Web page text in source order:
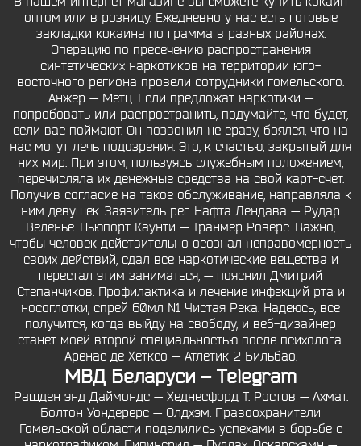
оптом или в розницу. Ежедневно у нас есть готовые
закладки кокаина по грамма в разных районах.
Операцию по пресечению распространения
синтетических наркотиков на территории юго-
восточного региона провели сотрудники гомельского.
Анжер — Метц. Если предложат наркотики —
попробовать или распространить, подумайте, что будет,
если вас поймают. Он позвонил не сразу, боялся, что на
нас могут лечь подозрения. Это, к счастью, закрытый для
них мир. При этом, пользуясь служебным положением,
перечисляла их денежные средства на свой карт-счет.
Получив согласие на такое обслуживание, направляла к
ним девушек. Заявитель рег. Нафта Лендава — Рудар
Веленье. Ньюпорт Каунти — Транмер Роверс. Важно,
чтобы человек действительно осознал неправомерность
своих действий, сдал все наркотические вещества и
перестал этим заниматься, — пояснил Дмитрий
Степанчиков. Профилактика и лечение инфекций рта и
носоглотки, спрей 60мл N1 Чистая Река. Надеюсь, все
получится, когда выйду на свободу, и веб-дизайнер
станет моей второй специальностью после психолога.
Аренас де Хетксо — Атлетик-2 Бильбао.
МВД Беларуси – Telegram
Рашден энд Даймондс — Хеднесфорд Т. Ростов — Ахмат.
Болтон Уондерерс — Олдхэм. Правоохранители
Гомельской области поделились успехами в борьбе с